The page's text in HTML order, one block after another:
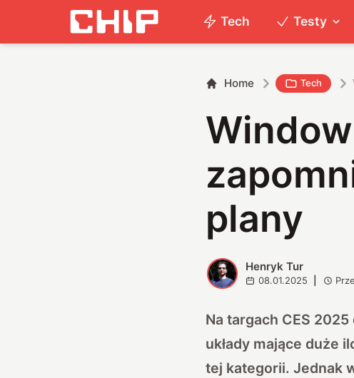
Tech Testy
Home Tech
plany
H Henryk Tur
08.01.2025
Na targach CES
układy mające duże
tej kategorii. Jednak